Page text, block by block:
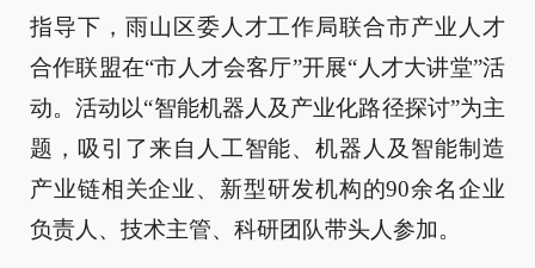
指导下，雨山区委人才工作局联合市产业人才
合作联盟在“市人才会客厅”开展“人才大讲堂”活
动。活动以“智能机器人及产业化路径探讨”为主
题，吸引了来自人工智能、机器人及智能制造
产业链相关企业、新型研发机构的90余名企业
负责人、技术主管、科研团队带头人参加。